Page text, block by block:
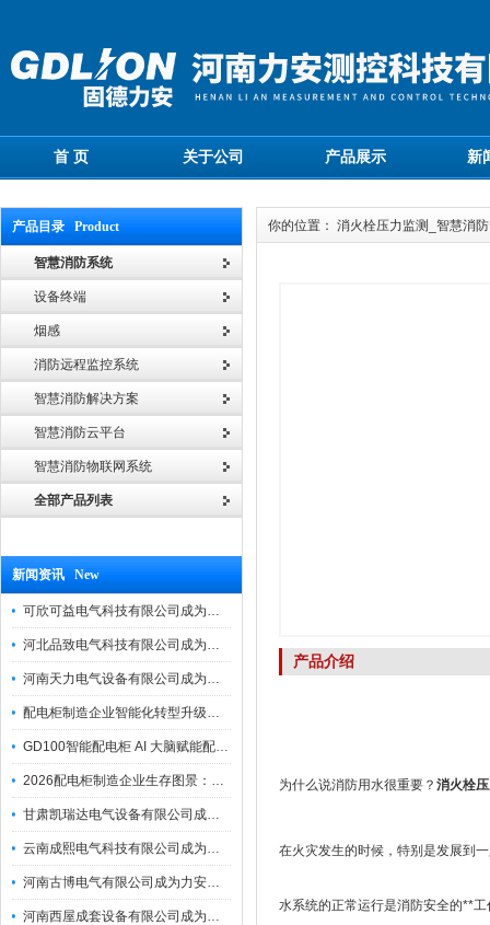
首 页 关于公司 产品展示 新
产品目录 Product
智慧消防系统
设备终端
烟感
消防远程监控系统
智慧消防解决方案
智慧消防云平台
智慧消防物联网系统
全部产品列表
新闻资讯 New
可欣可益电气科技有限公司成为力安电易云战略合作伙伴，共创智能配电新未来
河北品致电气科技有限公司成为力安电易云战略合作伙伴，共创智能配电新未来
河南天力电气设备有限公司成为力安电易云战略合作伙伴，共创智能配电新未来
配电柜制造企业智能化转型升级研讨会在力安成功举办
GD100智能配电柜 AI 大脑赋能配电柜制造企业高压一键顺控！
2026配电柜制造企业生存图景：市场、政策与智能化转型路径
甘肃凯瑞达电气设备有限公司成为电易云战略合作伙伴，共创智能配电新未来
云南成熙电气科技有限公司成为力安电易云战略合作伙伴，共创智能配电新未来
河南古博电气有限公司成为力安电易云战略合作伙伴，共创智能配电新未来！
河南西屋成套设备有限公司成为力安电易云战略合作伙伴，共创智能配电新未来
你的位置： 消火栓压力监测_智慧消
产品介绍
为什么说消防用水很重要？ 消火栓
在火灾发生的时候，特别是发展到
水系统的正常运行是消防安全的**工